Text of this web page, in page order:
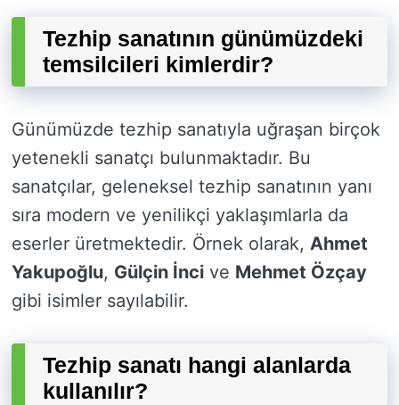
Tezhip sanatının günümüzdeki
temsilcileri kimlerdir?
Günümüzde tezhip sanatıyla uğraşan birçok
yetenekli sanatçı bulunmaktadır. Bu
sanatçılar, geleneksel tezhip sanatının yanı
sıra modern ve yenilikçi yaklaşımlarla da
eserler üretmektedir. Örnek olarak, Ahmet
Yakupoğlu, Gülçin İnci ve Mehmet Özçay
gibi isimler sayılabilir.
Tezhip sanatı hangi alanlarda
kullanılır?